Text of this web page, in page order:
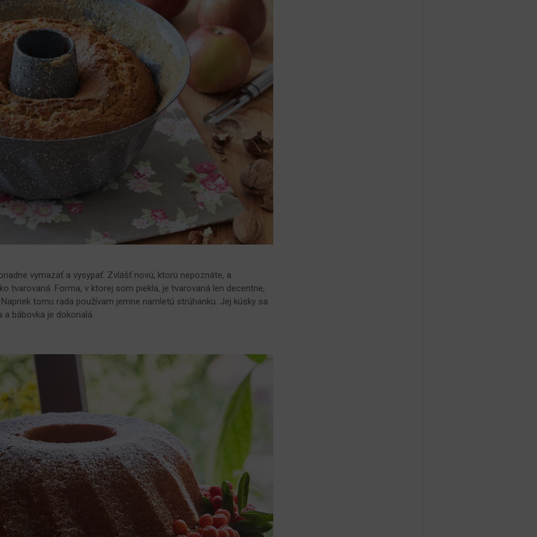
vymazať a vysypať. Zvlášť novú, ktorú nepoznáte, a
tvarovaná. Forma, v ktorej som piekla, je tvarovaná len decentne,
tomu rada používam jemne namletú strúhanku. Jej kúsky sa
bábovka je dokonalá.